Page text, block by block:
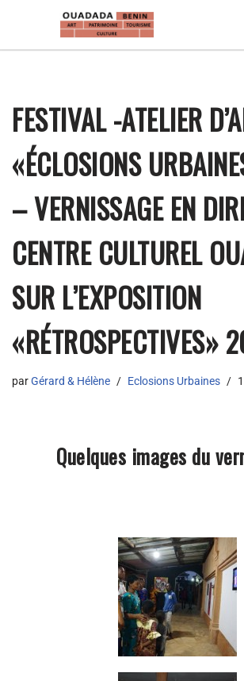
FESTIVAL -ATELIER
«ÉCLOSIONS
– VERNISSAGE EN
CENTRE CULTUREL
SUR L’EXPOSITION
«RÉTROSPECTIVES»
parGérard & Hélène Eclosions Urbaines
Quelques images du